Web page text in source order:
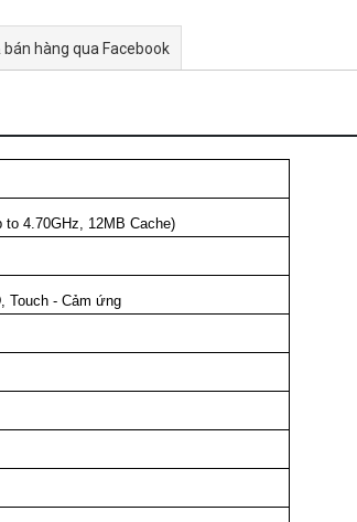
bán hàng qua Facebook
4.70GHz, 12MB Cache)
Touch - Cảm ứng